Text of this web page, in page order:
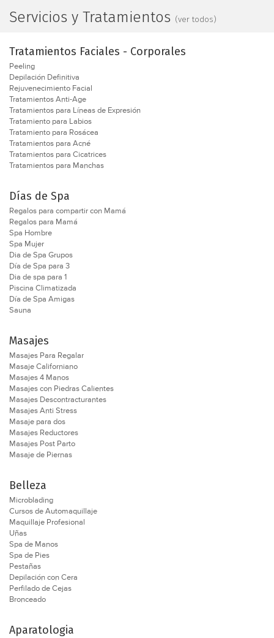
Servicios y Tratamientos (ver todos)
Tratamientos Faciales - Corporales
Peeling
Depilación Definitiva
Rejuvenecimiento Facial
Tratamientos Anti-Age
Tratamientos para Líneas de Expresión
Tratamiento para Labios
Tratamiento para Rosácea
Tratamientos para Acné
Tratamientos para Cicatrices
Tratamientos para Manchas
Días de Spa
Regalos para compartir con Mamá
Regalos para Mamá
Spa Hombre
Spa Mujer
Dia de Spa Grupos
Día de Spa para 3
Dia de spa para 1
Piscina Climatizada
Día de Spa Amigas
Sauna
Masajes
Masajes Para Regalar
Masaje Californiano
Masajes 4 Manos
Masajes con Piedras Calientes
Masajes Descontracturantes
Masajes Anti Stress
Masaje para dos
Masajes Reductores
Masajes Post Parto
Masaje de Piernas
Belleza
Microblading
Cursos de Automaquillaje
Maquillaje Profesional
Uñas
Spa de Manos
Spa de Pies
Pestañas
Depilación con Cera
Perfilado de Cejas
Bronceado
Aparatologia